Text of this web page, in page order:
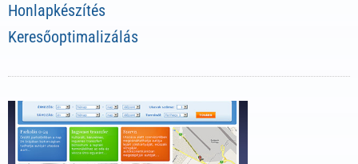
Honlapkészítés
Keresőoptimalizálás